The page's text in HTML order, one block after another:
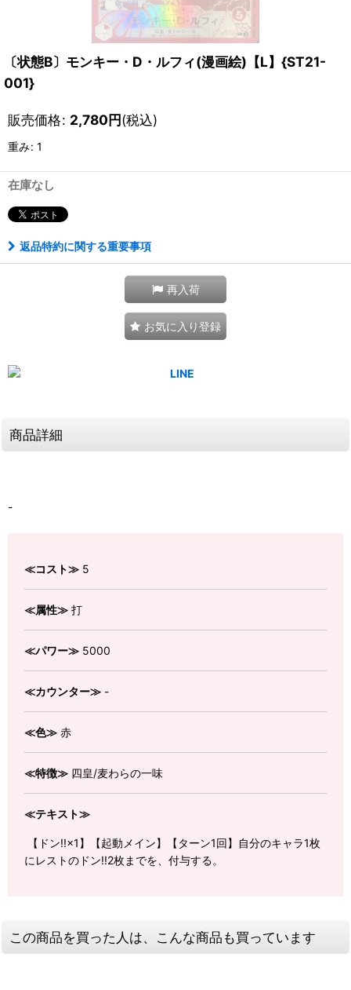
〔状態B〕モンキー・D・ルフィ(漫画絵)【L】{ST21-
001}
販売価格: 2,780円(税込)
重み: 1
在庫なし
返品特約に関する重要事項
再入荷
お気に入り登録
商品詳細
-
≪コスト≫ 5
≪属性≫ 打
≪パワー≫ 5000
≪カウンター≫ -
≪色≫ 赤
≪特徴≫ 四皇/麦わらの一味
≪テキスト≫
【ドン!!×1】【起動メイン】【ターン1回】自分のキャラ1枚
にレストのドン!!2枚までを、付与する。
この商品を買った人は、こんな商品も買っています